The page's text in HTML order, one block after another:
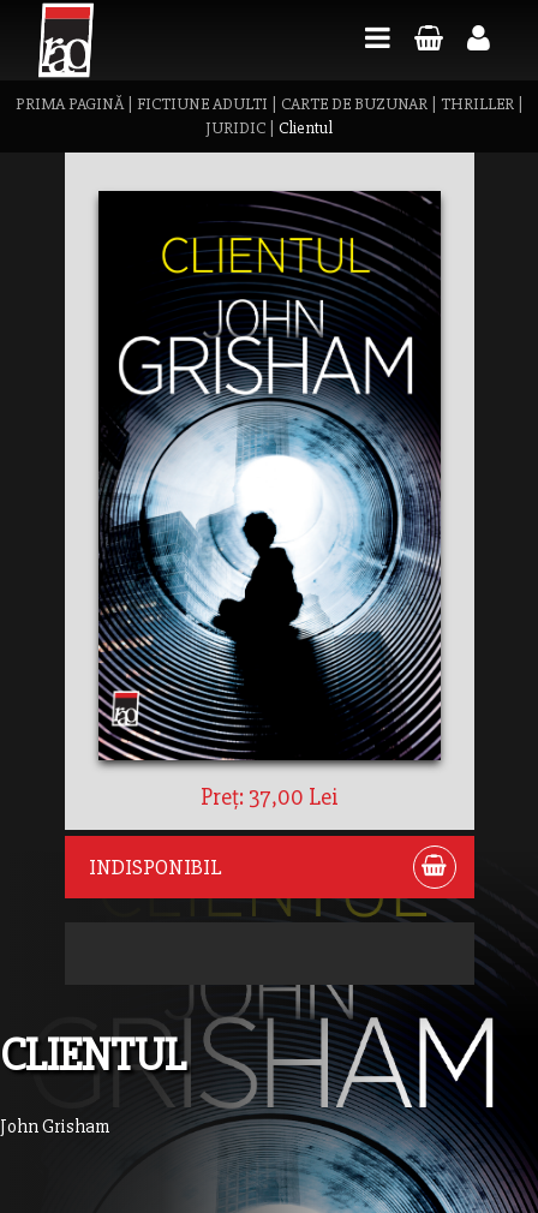
PRIMA PAGINĂ| FICTIUNE ADULTI CARTE DE BUZUNAR| THRILLER|
JURIDIC
Clientul
Preț: 37,00 Lei
INDISPONIBIL
CLIENTUL
John Grisham